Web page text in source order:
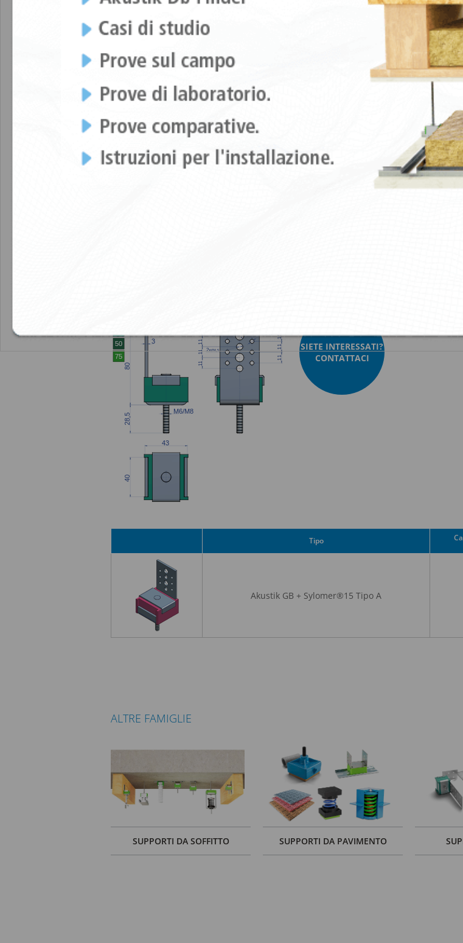
CARATTERISTICHE TECNICHE
Il materiale poliuretanico microcellulare Sylomer®, fornisce un isolamento superiore
materiali in gomma e / o sughero. Sono disponibili due versioni a seconda della capacità di
Il tipo A viene fornito con una barra per il fissaggio ad un canale / staffa mentre il tipo B
Tutte le parti metalliche presentano una zincatura anticorrosione.
SIETE INTERESSATI?
CONTATTACI
Tipo
Akustik GB + Sylomer®15 Tipo A
ALTRE FAMIGLIE
SUPPORTI DA SOFFITTO SUPPORTI DA PAVIMENTO